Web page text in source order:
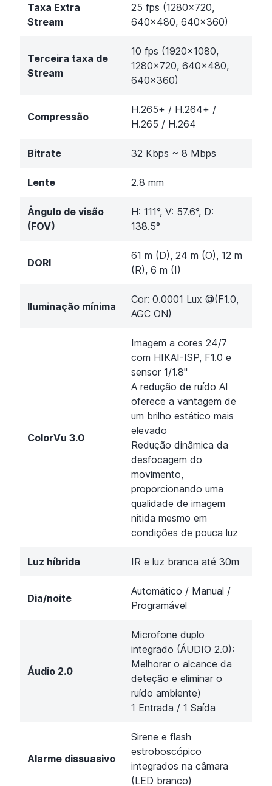
Taxa Extra
Stream
25 fps (1280×720,
640×480, 640×360)
Terceira taxa de
Stream
10 fps (1920x1080,
1280x720, 640×480,
640x360)
Compressão
H.265+ / H.264+ /
H.265 / H.264
Bitrate 32 Kbps ~ 8 Mbps
Lente 2.8 mm
Ângulo de visão
(FOV)
H: 111°, V: 57.6°, D:
138.5°
DORI
61 m (D), 24 m (O), 12 m
(R), 6 m (I)
Iluminação mínima
Cor: 0.0001 Lux @(F1.0,
AGC ON)
ColorVu 3.0
Imagem a cores 24/7
com HIKAI-ISP, F1.0 e
sensor 1/1.8"
A redução de ruído AI
oferece a vantagem de
um brilho estático mais
elevado
Redução dinâmica da
desfocagem do
movimento,
proporcionando uma
qualidade de imagem
nítida mesmo em
condições de pouca luz
Luz híbrida IR e luz branca até 30m
Dia/noite
Automático / Manual /
Programável
Áudio 2.0
Microfone duplo
integrado (ÁUDIO 2.0):
Melhorar o alcance da
deteção e eliminar o
ruído ambiente)
1 Entrada / 1 Saída
Alarme dissuasivo
Sirene e flash
estroboscópico
integrados na câmara
(LED branco)